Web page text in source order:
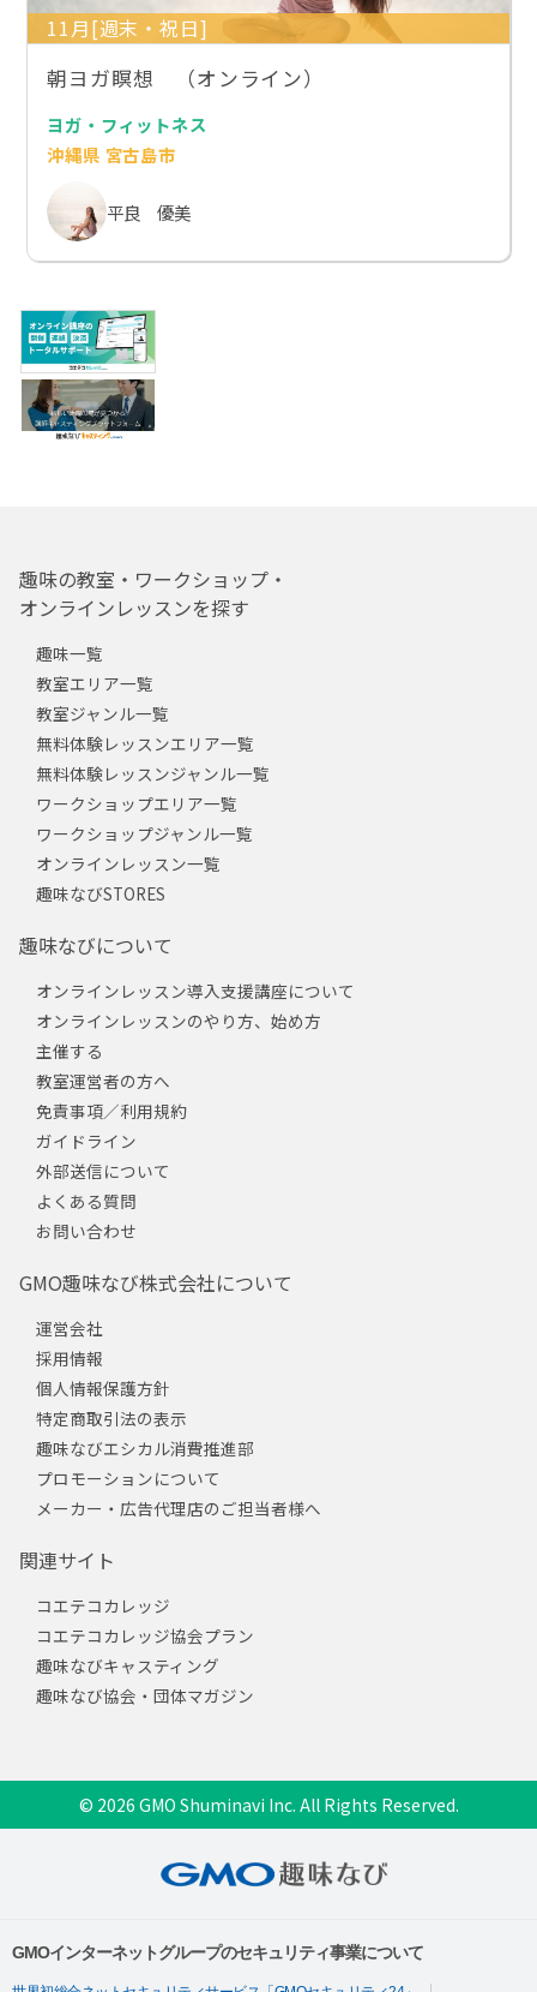
11月[週末・祝日]
朝ヨガ瞑想 （オンライン）
ヨガ・フィットネス
沖縄県 宮古島市
平良 優美
趣味の教室・ワークショップ・
オンラインレッスンを探す
趣味一覧
教室エリア一覧
教室ジャンル一覧
無料体験レッスンエリア一覧
無料体験レッスンジャンル一覧
ワークショップエリア一覧
ワークショップジャンル一覧
オンラインレッスン一覧
趣味なびSTORES
趣味なびについて
オンラインレッスン導入支援講座について
オンラインレッスンのやり方、始め方
主催する
教室運営者の方へ
免責事項／利用規約
ガイドライン
外部送信について
よくある質問
お問い合わせ
GMO趣味なび株式会社について
運営会社
採用情報
個人情報保護方針
特定商取引法の表示
趣味なびエシカル消費推進部
プロモーションについて
メーカー・広告代理店のご担当者様へ
関連サイト
コエテコカレッジ
コエテコカレッジ協会プラン
趣味なびキャスティング
趣味なび協会・団体マガジン
© 2026 GMO Shuminavi Inc. All Rights Reserved.